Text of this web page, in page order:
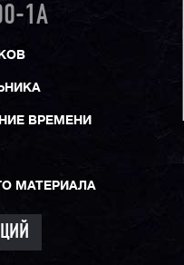
1A
ВРЕМЕНИ
МАТЕРИАЛА